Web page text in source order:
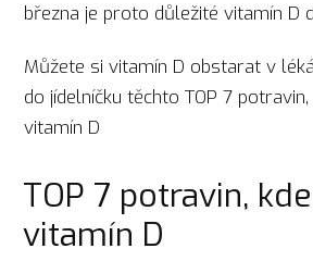
března je proto důležité vitamín D
Můžete si vitamín D obstarat v
do jídelníčku těchto TOP 7
vitamín D
TOP 7 potravin,
vitamín D